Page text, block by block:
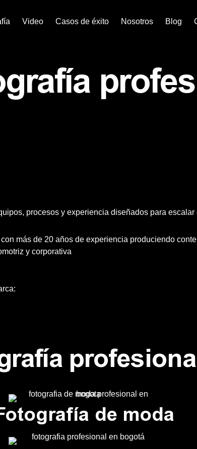
Video Casos de éxito Nosotros Blog
procesos y experiencia diseñados para
con más de 20 años de experiencia produciendo
y corporativa
de moda